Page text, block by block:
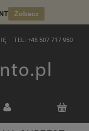
Zobacz
TEL: +48 507 717 950